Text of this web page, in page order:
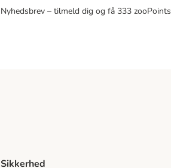
Nyhedsbrev – tilmeld dig og få 333 zooPoints
Sikkerhed